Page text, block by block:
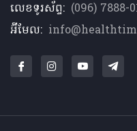
លេខទូរស័ព្ទ: (096) 7888-
អ៊ីមែល: